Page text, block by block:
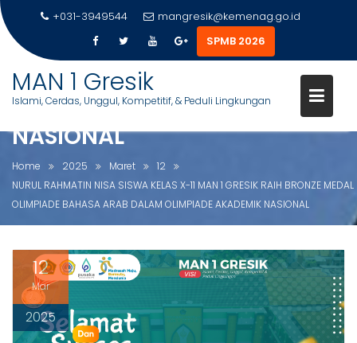
n
+031-3949544
mangresik@kemenag.go.id
SPMB 2026
MAN 1 Gresik
Islami, Cerdas, Unggul, Kompetitif, & Peduli Lingkungan
NURUL RAHMATIN NISA SISWA
KELAS X-11 MAN 1 GRESIK RAIH
BRONZE MEDAL OLIMPIADE
BAHASA ARAB DALAM
OLIMPIADE AKADEMIK
NASIONAL
Home 2025 Maret
12
NURUL RAHMATIN NISA SISWA KELAS X-11 MAN 1 GRESIK RAIH BRONZE MEDAL
OLIMPIADE BAHASA ARAB DALAM OLIMPIADE AKADEMIK NASIONAL
12
Mar
2025